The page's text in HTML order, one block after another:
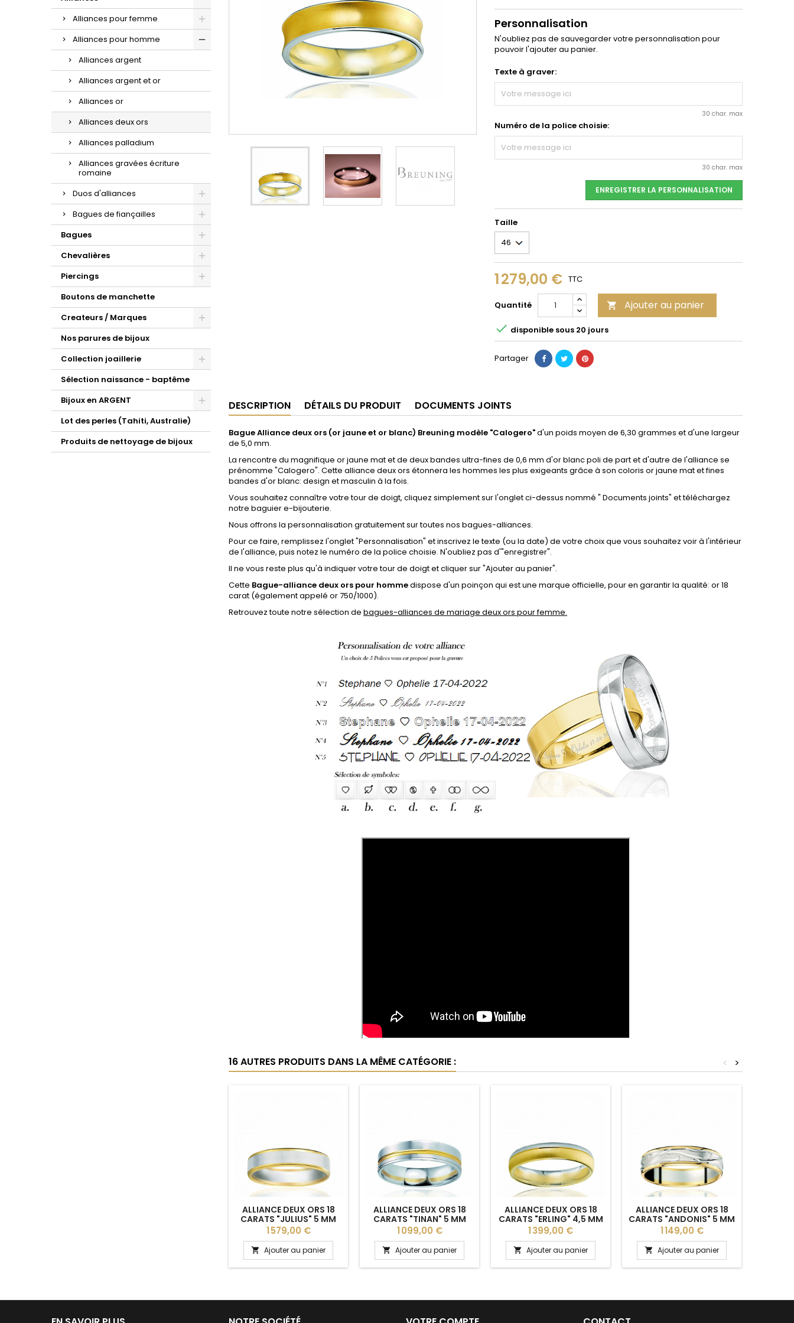
d'oreilles or et zirconium.
la sublime maille gourmette.
croix à porter au quotidien.
Alliances pour femme
Alliances pour homme
Alliances argent
Alliances argent et or
Alliances or
Alliances deux ors
Alliances palladium
Alliances gravées écriture
romaine
Duos d'alliances
Bagues de fiançailles
Bagues
Chevalières
Piercings
Boutons de manchette
Createurs / Marques
Nos parures de bijoux
Collection joaillerie
Sélection naissance - baptême
Bijoux en ARGENT
Lot des perles (Tahiti, Australie)
Produits de nettoyage de bijoux
Personnalisation
N'oubliez pas de sauvegarder votre personnalisation pour
pouvoir l'ajouter au panier.
Texte à graver:
30 char. max
Numéro de la police choisie:
30 char. max
ENREGISTRER LA PERSONNALISATION
Taille
1 279,00 € TTC
Quantité  Ajouter au panier
 disponible sous 20 jours
Partager
DESCRIPTION DÉTAILS DU PRODUIT DOCUMENTS JOINTS
Bague Alliance deux ors (or jaune et or blanc) Breuning modèle "Calogero"d'un poids moyen de 6,30 grammes et d'une largeur
de 5,0 mm.
La rencontre du magnifique or jaune mat et de deux bandes ultra-fines de 0,6 mm d'or blanc poli de part et d'autre de l'alliance se
prénomme "Calogero". Cette alliance deux ors étonnera les hommes les plus exigeants grâce à son coloris or jaune mat et fines
bandes d'or blanc: design et masculin à la fois.
Vous souhaitez connaître votre tour de doigt, cliquez simplement sur l'onglet ci-dessus nommé " Documents joints" et téléchargez
notre baguier e-bijouterie.
Nous offrons la personnalisation gratuitement sur toutes nos bagues-alliances.
Pour ce faire, remplissez l'onglet "Personnalisation" et inscrivez le texte (ou la date) de votre choix que vous souhaitez voir à l'intérieur
de l'alliance, puis notez le numéro de la police choisie. N'oubliez pas d'"enregistrer".
Il ne vous reste plus qu'à indiquer votre tour de doigt et cliquer sur "Ajouter au panier".
Cette Bague-alliance deux ors pour hommedispose d'un poinçon qui est une marque officielle, pour en garantir la qualité: or 18
carat (également appelé or 750/1000).
Retrouvez toute notre sélection de bagues-alliances de mariage deux ors pour femme.
16 AUTRES PRODUITS DANS LA MÊME CATÉGORIE : >
<
ALLIANCE DEUX ORS 18
CARATS "JULIUS" 5 MM
POUR HOMME
Prix
1 579,00 €
 Ajouter au panier
ALLIANCE DEUX ORS 18
CARATS "TINAN" 5 MM
BREUNING POUR HOMME
Prix
1 099,00 €
 Ajouter au panier
ALLIANCE DEUX ORS 18
CARATS "ERLING" 4,5 MM
BREUNING POUR HOMME
Prix
1 399,00 €
 Ajouter au panier
ALLIANCE DEUX ORS 18
CARATS "ANDONIS" 5 MM
POUR HOMME
Prix
1 149,00 €
 Ajouter au panier